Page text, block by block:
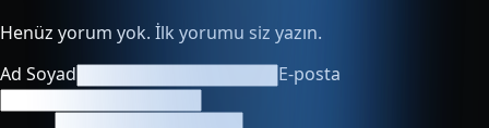
Henüz yorum yok. İlk yorumu siz yazın.
Ad Soyad
E-posta